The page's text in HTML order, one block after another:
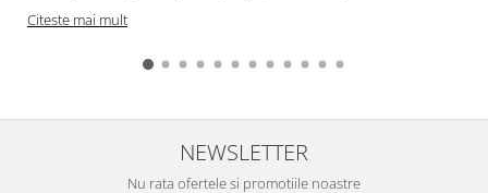
Citeste mai mult
NEWSLETTER
Nu rata ofertele si promotiile noastre